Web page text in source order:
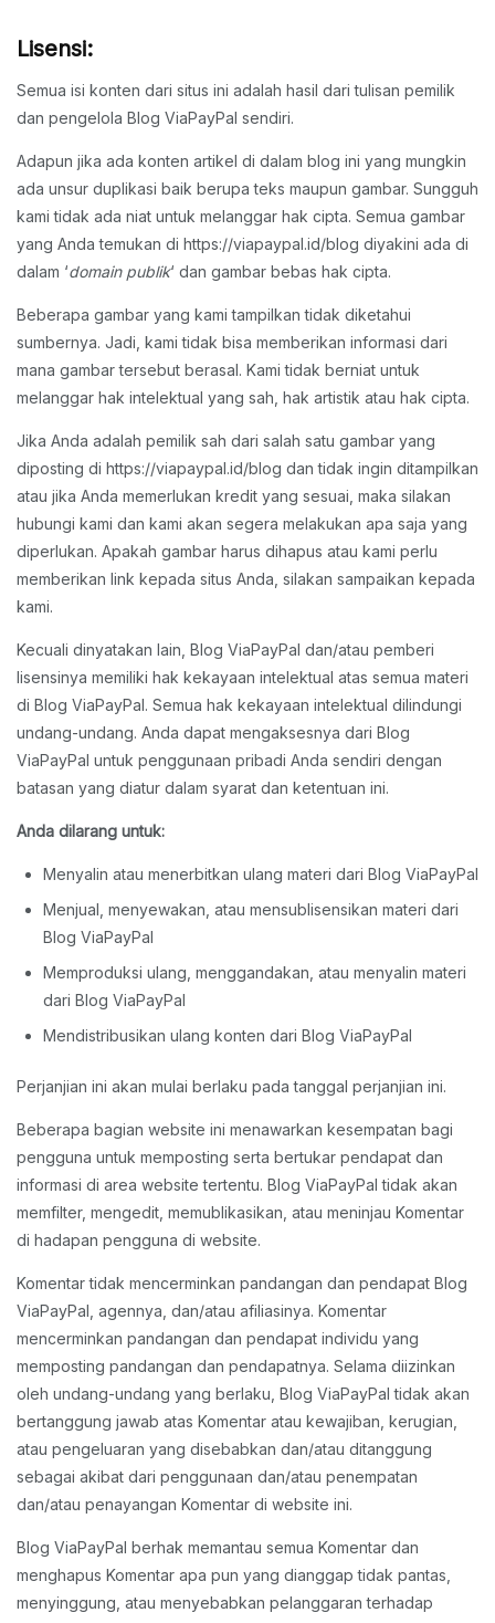
Lisensi:
Semua isi konten dari situs ini adalah hasil dari tulisan pemilik
dan pengelola Blog ViaPayPal sendiri.
Adapun jika ada konten artikel di dalam blog ini yang mungkin
ada unsur duplikasi baik berupa teks maupun gambar. Sungguh
kami tidak ada niat untuk melanggar hak cipta. Semua gambar
yang Anda temukan di https://viapaypal.id/blog diyakini ada di
dalam ‘domain publik‘ dan gambar bebas hak cipta.
Beberapa gambar yang kami tampilkan tidak diketahui
sumbernya. Jadi, kami tidak bisa memberikan informasi dari
mana gambar tersebut berasal. Kami tidak berniat untuk
melanggar hak intelektual yang sah, hak artistik atau hak cipta.
Jika Anda adalah pemilik sah dari salah satu gambar yang
diposting di https://viapaypal.id/blog dan tidak ingin ditampilkan
atau jika Anda memerlukan kredit yang sesuai, maka silakan
hubungi kami dan kami akan segera melakukan apa saja yang
diperlukan. Apakah gambar harus dihapus atau kami perlu
memberikan link kepada situs Anda, silakan sampaikan kepada
kami.
Kecuali dinyatakan lain, Blog ViaPayPal dan/atau pemberi
lisensinya memiliki hak kekayaan intelektual atas semua materi
di Blog ViaPayPal. Semua hak kekayaan intelektual dilindungi
undang-undang. Anda dapat mengaksesnya dari Blog
ViaPayPal untuk penggunaan pribadi Anda sendiri dengan
batasan yang diatur dalam syarat dan ketentuan ini.
Anda dilarang untuk:
Menyalin atau menerbitkan ulang materi dari Blog ViaPayPal
Menjual, menyewakan, atau mensublisensikan materi dari
Blog ViaPayPal
Memproduksi ulang, menggandakan, atau menyalin materi
dari Blog ViaPayPal
Mendistribusikan ulang konten dari Blog ViaPayPal
Perjanjian ini akan mulai berlaku pada tanggal perjanjian ini.
Beberapa bagian website ini menawarkan kesempatan bagi
pengguna untuk memposting serta bertukar pendapat dan
informasi di area website tertentu. Blog ViaPayPal tidak akan
memfilter, mengedit, memublikasikan, atau meninjau Komentar
di hadapan pengguna di website.
Komentar tidak mencerminkan pandangan dan pendapat Blog
ViaPayPal, agennya, dan/atau afiliasinya. Komentar
mencerminkan pandangan dan pendapat individu yang
memposting pandangan dan pendapatnya. Selama diizinkan
oleh undang-undang yang berlaku, Blog ViaPayPal tidak akan
bertanggung jawab atas Komentar atau kewajiban, kerugian,
atau pengeluaran yang disebabkan dan/atau ditanggung
sebagai akibat dari penggunaan dan/atau penempatan
dan/atau penayangan Komentar di website ini.
Blog ViaPayPal berhak memantau semua Komentar dan
menghapus Komentar apa pun yang dianggap tidak pantas,
menyinggung, atau menyebabkan pelanggaran terhadap